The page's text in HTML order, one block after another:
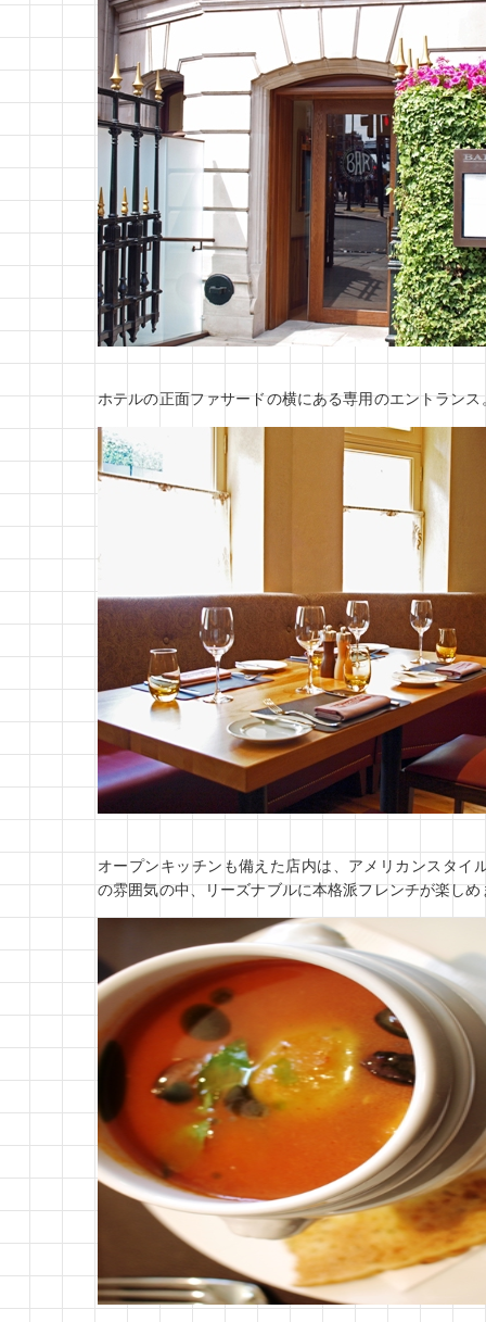
ホテルの正面ファサードの横にある専用のエントランス
オープンキッチンも備えた店内は、アメリカンスタイ
の雰囲気の中、リーズナブルに本格派フレンチが楽しめ